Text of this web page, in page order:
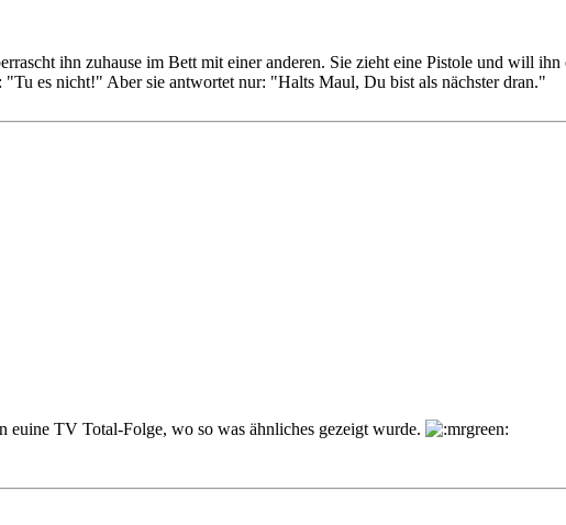
ihn zuhause im Bett mit einer anderen. Sie zieht eine Pistole und will
es nicht!" Aber sie antwortet nur: "Halts Maul, Du bist als nächster dran."
TV Total-Folge, wo so was ähnliches gezeigt wurde.